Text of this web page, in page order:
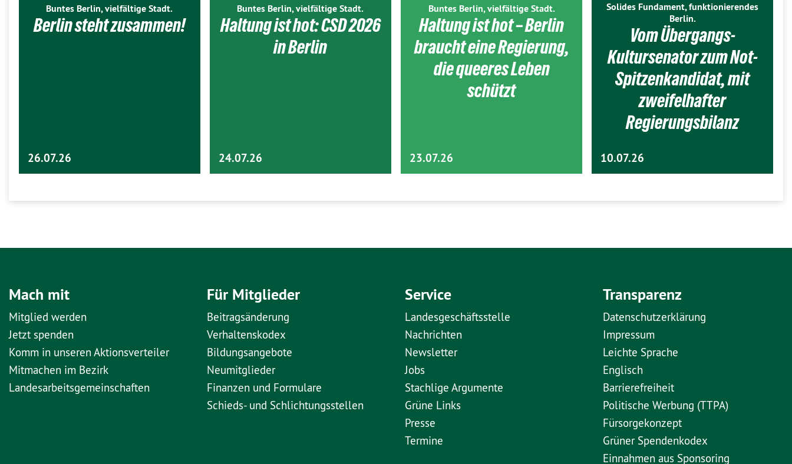
Buntes Berlin, vielfältige Stadt.
Berlin steht zusammen!
26.07.26
Buntes Berlin, vielfältige Stadt.
Haltung ist hot: CSD 2026
in Berlin
24.07.26
Buntes Berlin, vielfältige Stadt.
Haltung ist hot – Berlin
braucht eine Regierung,
die queeres Leben
schützt
23.07.26
Solides Fundament, funktionierendes
Berlin.
Vom Übergangs-
Kultursenator zum Not-
Spitzenkandidat, mit
zweifelhafter
Regierungsbilanz
10.07.26
Mach mit
Mitglied werden
Jetzt spenden
Komm in unseren Aktionsverteiler
Mitmachen im Bezirk
Landesarbeitsgemeinschaften
Für Mitglieder
Beitragsänderung
Verhaltenskodex
Bildungsangebote
Neumitglieder
Finanzen und Formulare
Schieds- und Schlichtungsstellen
Service
Landesgeschäftsstelle
Nachrichten
Newsletter
Jobs
Stachlige Argumente
Grüne Links
Presse
Termine
Transparenz
Datenschutzerklärung
Impressum
Leichte Sprache
Englisch
Barrierefreiheit
Politische Werbung (TTPA)
Fürsorgekonzept
Grüner Spendenkodex
Einnahmen aus Sponsoring